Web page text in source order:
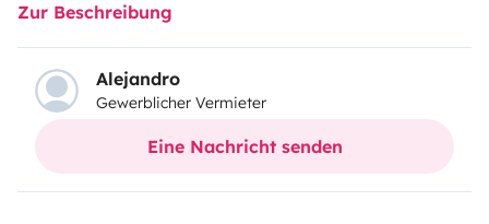
La familia alquila mi furgo crece con una Giottiline
siena 385 magnífica perfilada de 7 metros, con todas
las comodidades, tiene 5 plazas de dia y noche, varias
configuraciones nocturnas, cama doble 135, dos camas
traseras individuales, o cama de 210*210!! + Cama
acogedor, disfruta como en casa. Además dispone de
Zur Beschreibung
Alejandro
Gewerblicher Vermieter
Eine Nachricht senden